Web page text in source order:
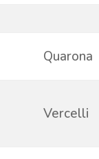
Quarona
Vercelli